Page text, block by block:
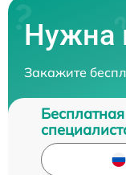
Нужна
Закажите